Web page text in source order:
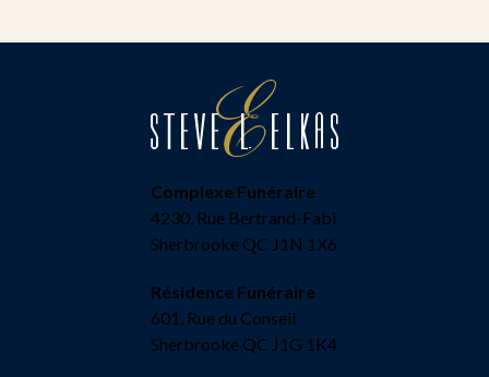
Complexe Funéraire
4230, Rue Bertrand-Fabi
Sherbrooke QC J1N 1X6
Résidence Funéraire
601, Rue du Conseil
Sherbrooke QC J1G 1K4